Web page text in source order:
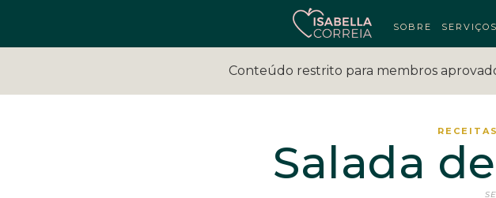
SOBRE SERVIÇOS
Conteúdo restrito para membros
RECEITAS
Salada